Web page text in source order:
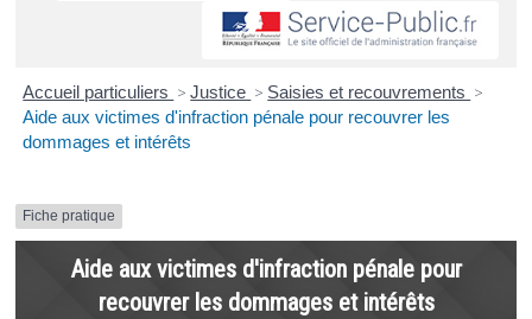
Accueil particuliers > Justice > Saisies et recouvrements >
Aide aux victimes d'infraction pénale pour recouvrer les
dommages et intérêts
Fiche pratique
Aide aux victimes d'infraction pénale pour
recouvrer les dommages et intérêts